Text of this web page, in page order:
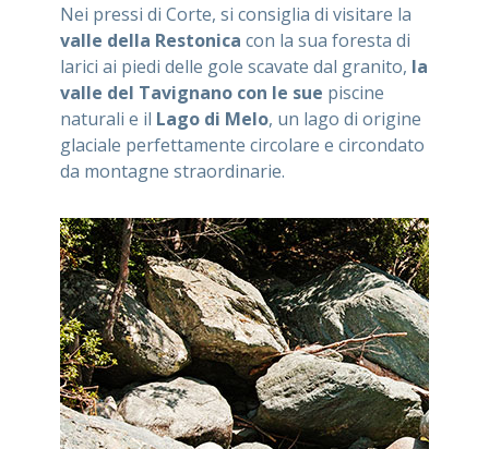
Nei pressi di Corte, si consiglia di visitare la
valle della Restonica con la sua foresta di
larici ai piedi delle gole scavate dal granito, la
valle del Tavignano con le sue piscine
naturali e il Lago di Melo, un lago di origine
glaciale perfettamente circolare e circondato
da montagne straordinarie.